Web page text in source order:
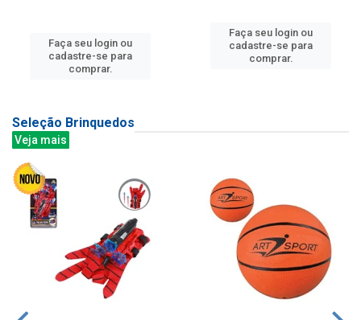
Faça seu login ou
cadastre-se para
comprar.
Faça seu login ou
cadastre-se para
comprar.
Seleção Brinquedos
Veja mais